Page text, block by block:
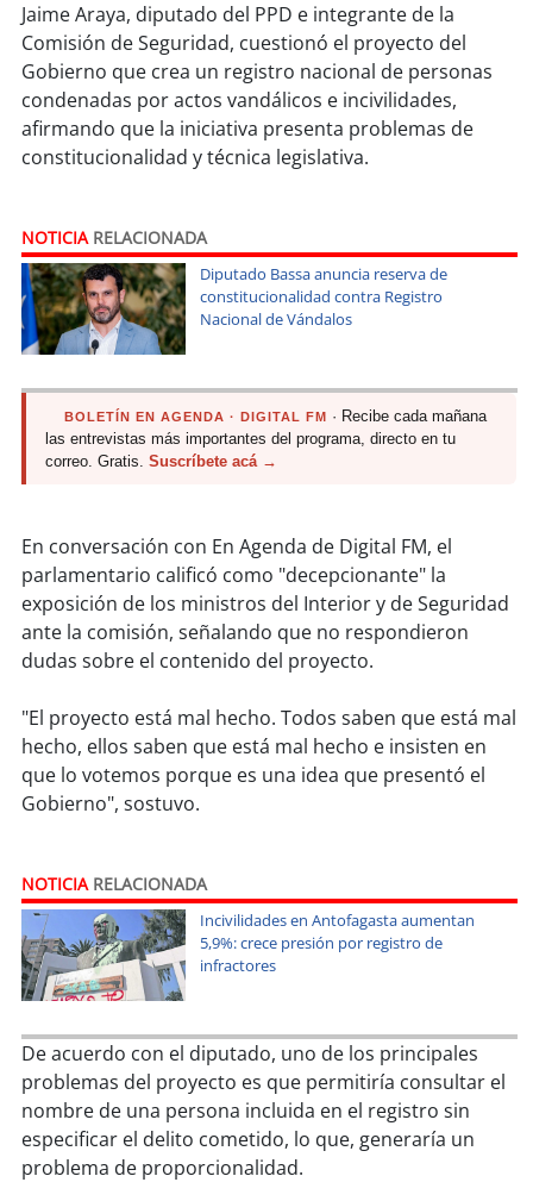
soycopiapó
soyvalparaíso
soyquillota
soychillán
soysancarlos
soytalcahuano
soyconcepción
soyarauco
soytemuco
soy osorno
soypuertomontt
Jaime Araya, diputado del PPD e integrante de la
Comisión de Seguridad, cuestionó el proyecto del
Gobierno que crea un registro nacional de personas
condenadas por actos vandálicos e incivilidades,
afirmando que la iniciativa presenta problemas de
constitucionalidad y técnica legislativa.
NOTICIARELACIONADA
Diputado Bassa anuncia reserva de
constitucionalidad contra Registro
Nacional de Vándalos
BOLETÍN EN AGENDA · DIGITAL FM · Recibe cada mañana
las entrevistas más importantes del programa, directo en tu
correo. Gratis.Suscríbete acá →
En conversación con En Agenda de Digital FM, el
parlamentario calificó como "decepcionante" la
exposición de los ministros del Interior y de Seguridad
ante la comisión, señalando que no respondieron
dudas sobre el contenido del proyecto.
"El proyecto está mal hecho. Todos saben que está mal
hecho, ellos saben que está mal hecho e insisten en
que lo votemos porque es una idea que presentó el
Gobierno", sostuvo.
NOTICIARELACIONADA
Incivilidades en Antofagasta aumentan
5,9%: crece presión por registro de
infractores
De acuerdo con el diputado, uno de los principales
problemas del proyecto es que permitiría consultar el
nombre de una persona incluida en el registro sin
especificar el delito cometido, lo que, generaría un
problema de proporcionalidad.